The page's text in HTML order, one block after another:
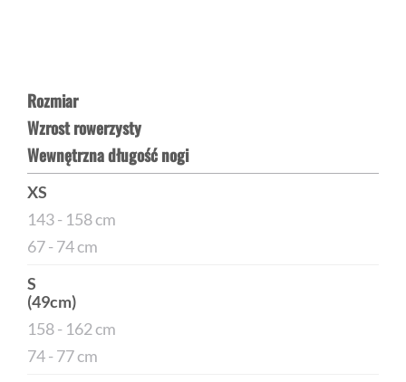
Rozmiar
Wzrost rowerzysty
Wewnętrzna długość nogi
XS
143 - 158 cm
67 - 74 cm
S
(49cm)
158 - 162 cm
74 - 77 cm